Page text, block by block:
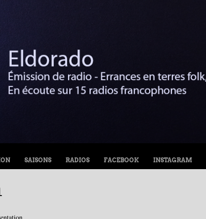
SAISONS RADIOS FACEBOOK INSTAGRAM